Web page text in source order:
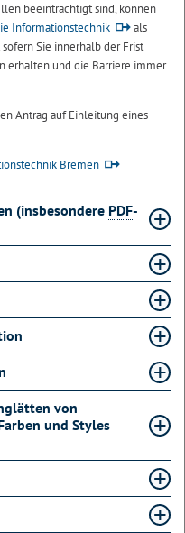
beeinträchtigt sind, können
Informationstechnik
als
Sie innerhalb der Frist
erhalten und die Barriere immer
Antrag auf Einleitung eines
Bremen
(insbesondere PDF-
von
und Styles